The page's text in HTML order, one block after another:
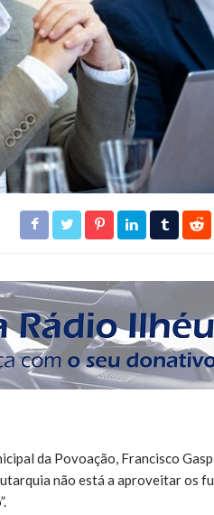
da Povoação, Francisco
não está a aproveitar os